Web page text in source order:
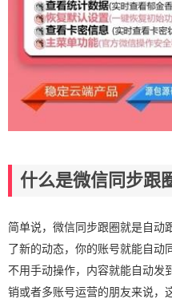
什么是微信同步跟
简单说，微信同步跟圈就是自动
了新的动态，你的账号就能自
不用手动操作，内容就能自动发
销或者多账号运营的朋友来说，